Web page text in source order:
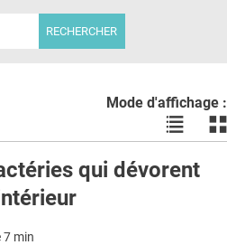
Mode d'affichage :
Voir
les
en
les
qui dévorent
7 min